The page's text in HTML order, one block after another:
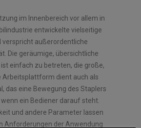
im Innenbereich vor allem in
entwickelte vielseitige
verspricht außerordentliche
Die geräumige, übersichtliche
ist einfach zu betreten, die große,
Arbeitsplattform dient auch als
das eine Bewegung des Staplers
ein Bediener darauf steht.
und andere Parameter lassen
Anforderungen der Anwendung